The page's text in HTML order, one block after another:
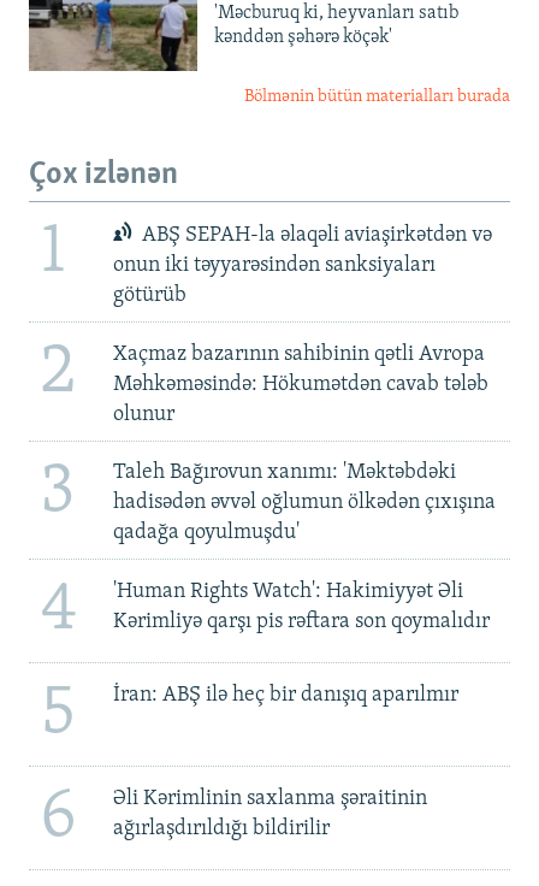
'Məcburuq ki, heyvanları satıb
kənddən şəhərə köçək'
Bölmənin bütün materialları burada
Çox izlənən
1
ABŞ SEPAH-la əlaqəli aviaşirkətdən və
onun iki təyyarəsindən sanksiyaları
götürüb
2
Xaçmaz bazarının sahibinin qətli Avropa
Məhkəməsində: Hökumətdən cavab tələb
olunur
3
Taleh Bağırovun xanımı: 'Məktəbdəki
hadisədən əvvəl oğlumun ölkədən çıxışına
qadağa qoyulmuşdu'
4
'Human Rights Watch': Hakimiyyət Əli
Kərimliyə qarşı pis rəftara son qoymalıdır
5 İran: ABŞ ilə heç bir danışıq aparılmır
6
Əli Kərimlinin saxlanma şəraitinin
ağırlaşdırıldığı bildirilir